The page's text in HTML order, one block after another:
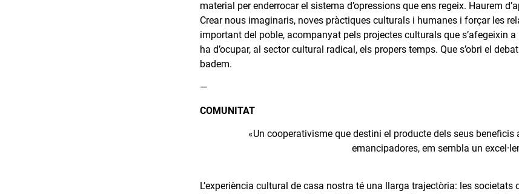
material per enderrocar el sistema d’opressions que ens regeix. Haurem
Crear nous imaginaris, noves pràctiques culturals i humanes i forçar les
important del poble, acompanyat pels projectes culturals que s’afegeixin
ha d’ocupar, al sector cultural radical, els propers temps. Que s’obri el
badem.
—
COMUNITAT
«Un cooperativisme que destini el producte dels seus
emancipadores, em sembla un
L’experiència cultural de casa nostra té una llarga trajectòria: les